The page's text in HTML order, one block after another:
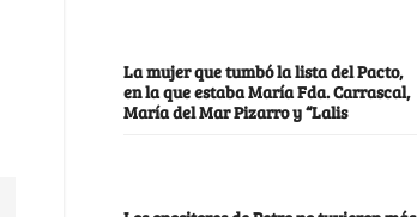
La mujer que tumbó la lista del Pacto,
en la que estaba María Fda. Carrascal,
María del Mar Pizarro y “Lalis